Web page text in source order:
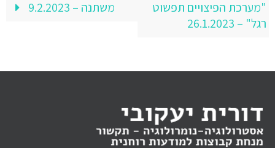
"מערכת הפיצויים תפשוט
רגל" – 26.1.2023
משתנה – 9.2.2023